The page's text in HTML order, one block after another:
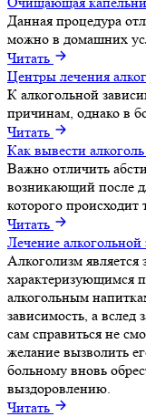
Данная процедура
можно в домашних
Читать
Центры лечения
К алкогольной
причинам, однако в
Читать
Как вывести
Важно отличить
возникающий после
которого
Читать
Лечение алкогольной
Алкоголизм является
характеризующимся
алкогольным
зависимость, а вслед
сам справиться не
желание вызволить
больному вновь
выздоровлению.
Читать